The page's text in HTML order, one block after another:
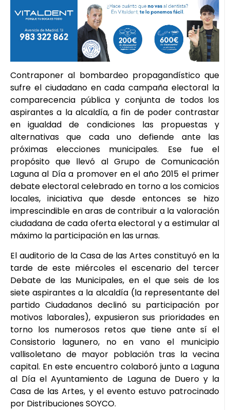
Contraponer al bombardeo propagandístico que
sufre el ciudadano en cada campaña electoral la
comparecencia pública y conjunta de todos los
aspirantes a la alcaldía, a fin de poder contrastar
en igualdad de condiciones las propuestas y
alternativas que cada uno defiende ante las
próximas elecciones municipales. Ese fue el
propósito que llevó al Grupo de Comunicación
Laguna al Día a promover en el año 2015 el primer
debate electoral celebrado en torno a los comicios
locales, iniciativa que desde entonces se hizo
imprescindible en aras de contribuir a la valoración
ciudadana de cada oferta electoral y a estimular al
máximo la participación en las urnas.
El auditorio de la Casa de las Artes constituyó en la
tarde de este miércoles el escenario del tercer
Debate de las Municipales, en el que seis de los
siete aspirantes a la alcaldía (la representante del
partido Ciudadanos declinó su participación por
motivos laborales), expusieron sus prioridades en
torno los numerosos retos que tiene ante sí el
Consistorio lagunero, no en vano el municipio
vallisoletano de mayor población tras la vecina
capital. En este encuentro colaboró junto a Laguna
al Día el Ayuntamiento de Laguna de Duero y la
Casa de las Artes, y el evento estuvo patrocinado
por Distribuciones SOYCO.